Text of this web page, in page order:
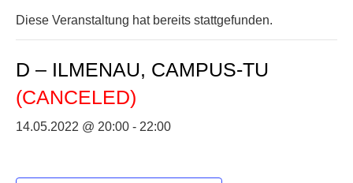
Diese Veranstaltung hat bereits stattgefunden.
D – ILMENAU, CAMPUS-TU
(CANCELED)
14.05.2022 @ 20:00 - 22:00